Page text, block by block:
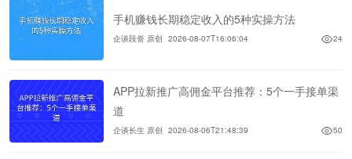
手机赚钱长期稳定收入的5种实操方法
企谈段誉 原创 2026-08-07T16:06:04 24
APP拉新推广高佣金平台推荐：5个一手接单渠
道
企谈长生 原创 2026-08-06T21:48:39 50